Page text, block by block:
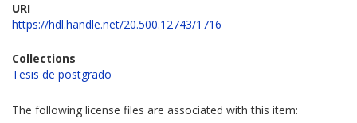
URI
https://hdl.handle.net/20.500.12743/1716
Collections
Tesis de postgrado
The following license files are associated with this item: